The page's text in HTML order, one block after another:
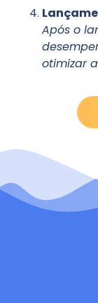
Após o
otimizar